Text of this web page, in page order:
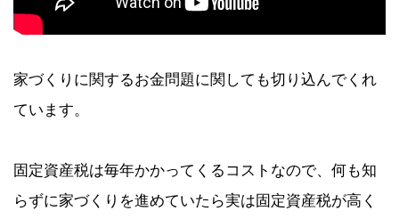
家づくりに関するお金問題に関しても切り込んでくれ
ています。
固定資産税は毎年かかってくるコストなので、何も知
らずに家づくりを進めていたら実は固定資産税が高く